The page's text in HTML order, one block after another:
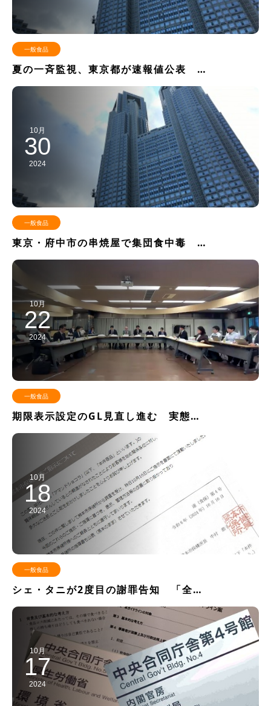
一般食品
夏の一斉監視、東京都が速報値公表 …
10月
30
2024
一般食品
東京・府中市の串焼屋で集団食中毒 …
10月
22
2024
一般食品
期限表示設定のGL見直し進む 実態…
10月
18
2024
一般食品
シェ・タニが2度目の謝罪告知 「全…
10月
17
2024